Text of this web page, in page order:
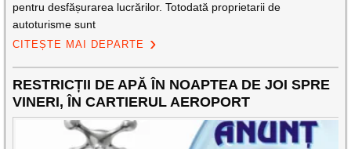
pentru desfășurarea lucrărilor. Totodată proprietarii de
autoturisme sunt
CITEȘTE MAI DEPARTE
RESTRICȚII DE APĂ ÎN NOAPTEA DE JOI SPRE
VINERI, ÎN CARTIERUL AEROPORT